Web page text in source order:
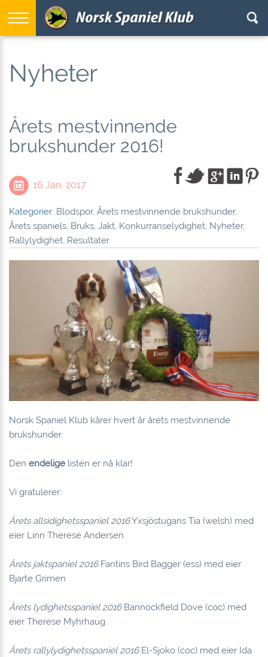
Nyheter
Årets mestvinnende
brukshunder 2016!
16 Jan, 2017
Kategorier: Blodspor, Årets mestvinnende brukshunder,
Årets spaniels, Bruks, Jakt, Konkurranselydighet, Nyheter,
Rallylydighet, Resultater
Norsk Spaniel Klub kårer hvert år årets mestvinnende
brukshunder.
Den endelige listen er nå klar!
Vi gratulerer:
Årets allsidighetsspaniel 2016Yxsjöstugans Tia (welsh) med
eier Linn Therese Andersen
Årets jaktspaniel 2016Fantins Bird Bagger (ess) med eier
Bjarte Grimen
Årets lydighetsspaniel 2016Bannockfield Dove (coc) med
eier Therese Myhrhaug
Årets rallylydighetsspaniel 2016El-Sjoko (coc) med eier Ida